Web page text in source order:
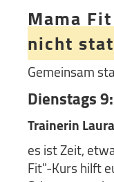
Mama
nicht
Gemeinsam
Dienstags
Trainerin Laura
es ist Zeit,
Fit"-Kurs hilft